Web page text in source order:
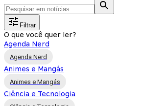
Filtrar
O que você quer ler?
Agenda Nerd
Agenda Nerd
Animes e Mangás
Animes e Mangás
Ciência e Tecnologia